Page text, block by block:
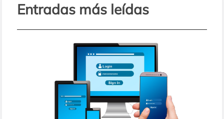
c
Entradas más leídas